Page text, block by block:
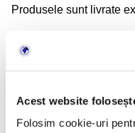
Acest website
Folosim cookie-uri
Produsele sunt livrate
LicenteOnline.ro este
Adresă: Beiuș, Jud.